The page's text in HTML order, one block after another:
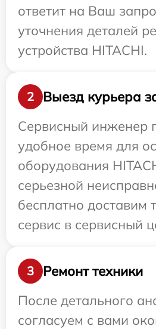
ответит на Ваш
уточнения деталей
устройства HITACHI.
2
Выезд курьера
Сервисный инженер
удобное время для
оборудования
серьезной
бесплатно доставим
сервис в сервисный
3
Ремонт техники
После детального
согласуем с вами